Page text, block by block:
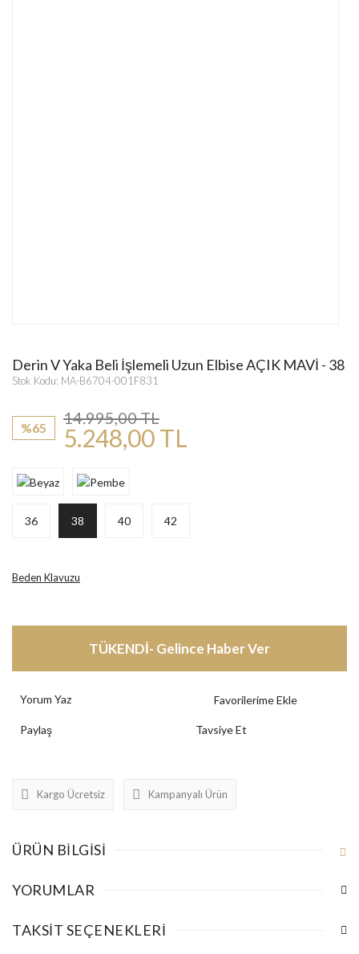
Derin V Yaka Beli İşlemeli Uzun Elbise AÇIK MAVİ - 38
Stok Kodu: MA-B6704-001F831
%65
14.995,00 TL
5.248,00 TL
36 38 40 42
Beden Klavuzu
TÜKENDİ- Gelince Haber Ver
Yorum Yaz
Paylaş Tavsiye Et
Kargo Ücretsiz Kampanyalı Ürün
ÜRÜN BILGISI
YORUMLAR
TAKSIT SEÇENEKLERI